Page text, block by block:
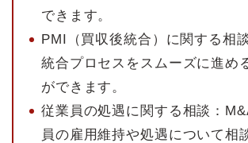
できます。
PMI（買収後統合）に関する相
統合プロセスをスムーズに進め
ができます。
従業員の処遇に関する相談：
員の雇用維持や処遇について相